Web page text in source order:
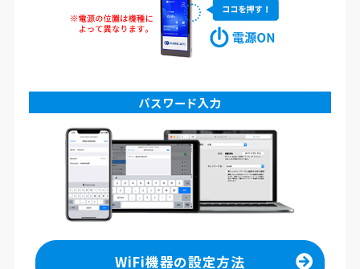
パスワード入力
WiFi機器の設定方法